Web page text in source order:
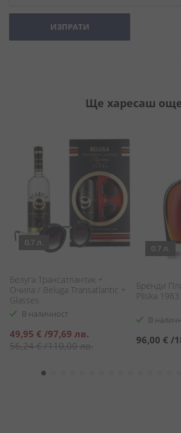
ИЗПРАТИ
Ще харесаш
0.7 л.
Белуга Трансатлантик +
Очила / Beluga Transatlantic +
Glasses
В наличност
Специална
цена
49,95 € /97,69 лв.
56,24 €/110,00 лв.
0.7 л.
Бренди
Pliska 1983
В
96,00 € /